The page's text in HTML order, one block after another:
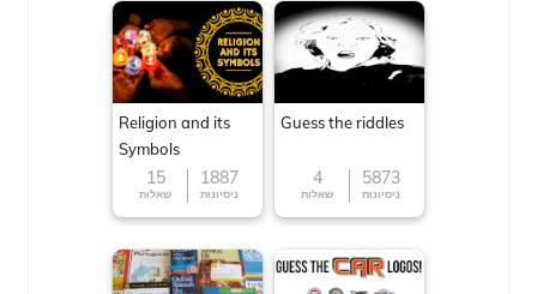
Religion and its
Symbols
15
שאלות
1887
ניסיונות
Guess the riddles
4
שאלות
5873
ניסיונות